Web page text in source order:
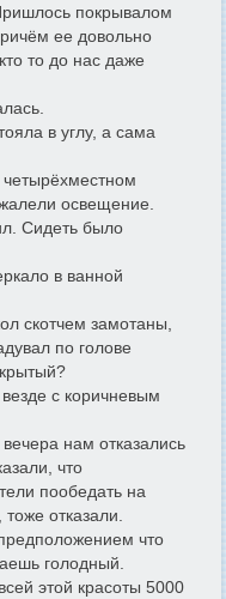
покрывалом
ее довольно
то до нас даже
в углу, а сама
четырёхместном
освещение.
Сидеть было
в ванной
скотчем замотаны,
по голове
с коричневым
нам отказались
что
пообедать на
отказали.
что
голодный.
этой красоты 5000